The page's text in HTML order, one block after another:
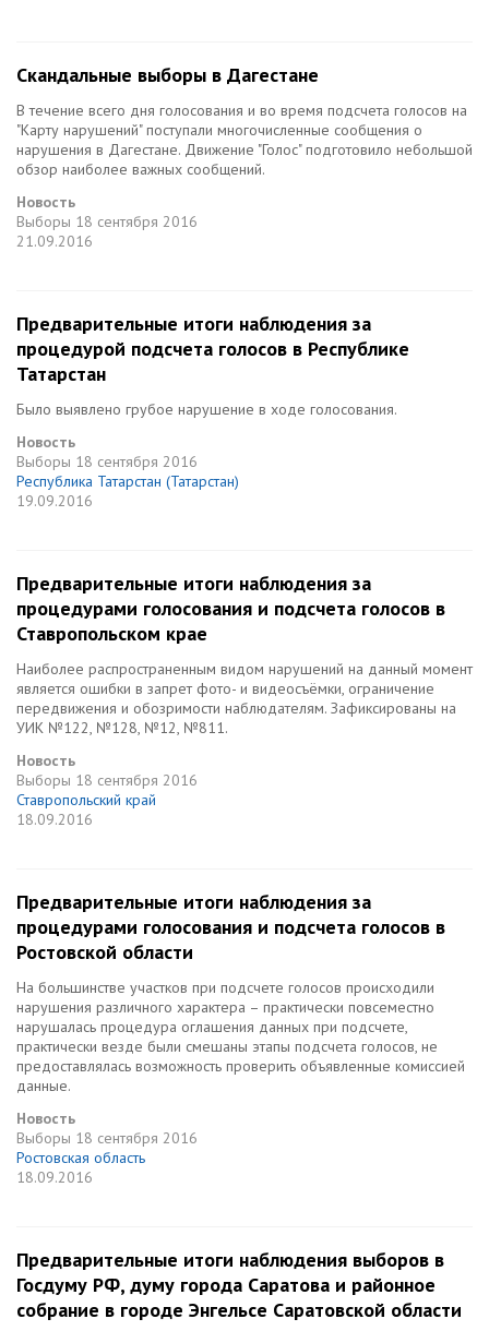
Скандальные выборы в Дагестане
В течение всего дня голосования и во время подсчета голосов на
"Карту нарушений" поступали многочисленные сообщения о
нарушения в Дагестане. Движение "Голос" подготовило небольшой
обзор наиболее важных сообщений.
Новость
Выборы 18 сентября 2016
21.09.2016
Предварительные итоги наблюдения за
процедурой подсчета голосов в Республике
Татарстан
Было выявлено грубое нарушение в ходе голосования.
Новость
Выборы 18 сентября 2016
Республика Татарстан (Татарстан)
19.09.2016
Предварительные итоги наблюдения за
процедурами голосования и подсчета голосов в
Ставропольском крае
Наиболее распространенным видом нарушений на данный момент
является ошибки в запрет фото- и видеосъёмки, ограничение
передвижения и обозримости наблюдателям. Зафиксированы на
УИК №122, №128, №12, №811.
Новость
Выборы 18 сентября 2016
Ставропольский край
18.09.2016
Предварительные итоги наблюдения за
процедурами голосования и подсчета голосов в
Ростовской области
На большинстве участков при подсчете голосов происходили
нарушения различного характера – практически повсеместно
нарушалась процедура оглашения данных при подсчете,
практически везде были смешаны этапы подсчета голосов, не
предоставлялась возможность проверить объявленные комиссией
данные.
Новость
Выборы 18 сентября 2016
Ростовская область
18.09.2016
Предварительные итоги наблюдения выборов в
Госдуму РФ, думу города Саратова и районное
собрание в городе Энгельсе Саратовской области